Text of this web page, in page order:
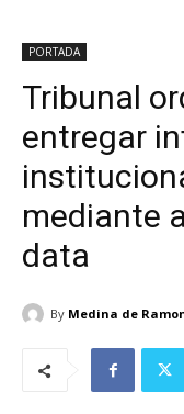
PORTADA
Tribunal
entregar
mediante
data
By Medina de